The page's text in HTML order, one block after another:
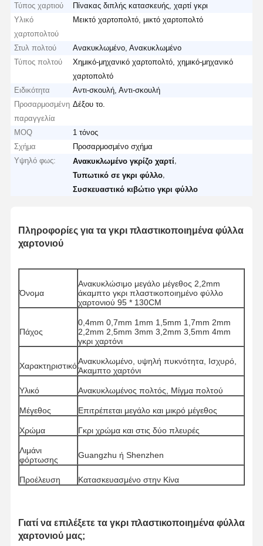
Τύπος χαρτιού
Πίνακας διπλής κατασκευής, χαρτί γκρι
Υλικό
χαρτοπολτού
Μεικτό χαρτοπολτό, μικτό χαρτοπολτό
Στυλ πολτού
Ανακυκλωμένο, Ανακυκλωμένο
Τύπος πολτού
Χημικό-μηχανικό χαρτοπολτό, χημικό-μηχανικό
χαρτοπολτό
Ειδικότητα
Αντι-σκουλή, Αντι-σκουλή
Προσαρμοσμένη
παραγγελία
Δέξου το.
MOQ
1 τόνος
Σχήμα
Προσαρμοσμένο σχήμα
Υψηλό φως:
Ανακυκλωμένο γκρίζο χαρτί
Τυπωτικό σε γκρι φύλλο
Συσκευαστικό κιβώτιο γκρι φύλλο
Πληροφορίες για τα γκρι πλαστικοποιημένα φύλλα
χαρτονιού
Όνομα
Ανακυκλώσιμο μεγάλο μέγεθος 2,2mm
άκαμπτο γκρι πλαστικοποιημένο φύλλο
χαρτονιού 95 * 130CM
Πάχος
0,4mm 0,7mm 1mm 1,5mm 1,7mm 2mm
2,2mm 2,5mm 3mm 3,2mm 3,5mm 4mm
γκρι χαρτόνι
ΧαρακτηριστικόΑνακυκλωμένο, υψηλή πυκνότητα, Ισχυρό,
Άκαμπτο χαρτόνι
Υλικό Ανακυκλωμένος πολτός, Μίγμα πολτού
Μέγεθος Επιτρέπεται μεγάλο και μικρό μέγεθος
Χρώμα Γκρι χρώμα και στις δύο πλευρές
Λιμάνι
φόρτωσης
Guangzhu ή Shenzhen
Προέλευση Κατασκευασμένο στην Κίνα
Γιατί να επιλέξετε τα γκρι πλαστικοποιημένα φύλλα
χαρτονιού μας;